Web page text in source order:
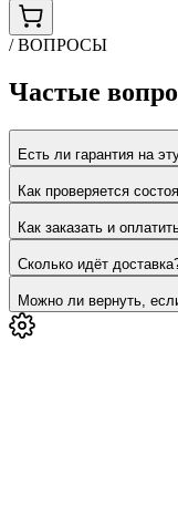
/ ВОПРОСЫ
Частые
Есть ли гарантия на
Как проверяется
Как заказать и
Сколько идёт
Можно ли вернуть,